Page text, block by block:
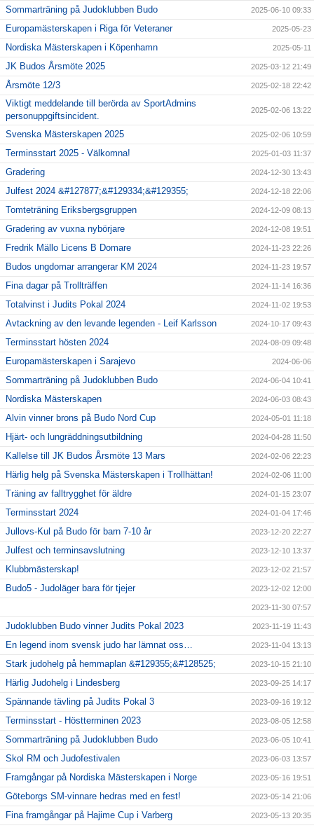
Sommarträning på Judoklubben Budo 2025-06-10 09:33
Europamästerskapen i Riga för Veteraner 2025-05-23
Nordiska Mästerskapen i Köpenhamn 2025-05-11
JK Budos Årsmöte 2025 2025-03-12 21:49
Årsmöte 12/3 2025-02-18 22:42
Viktigt meddelande till berörda av SportAdmins
personuppgiftsincident.
2025-02-06 13:22
Svenska Mästerskapen 2025 2025-02-06 10:59
Terminsstart 2025 - Välkomna! 2025-01-03 11:37
Gradering 2024-12-30 13:43
Julfest 2024 &#127877;&#129334;&#129355; 2024-12-18 22:06
Tomteträning Eriksbergsgruppen 2024-12-09 08:13
Gradering av vuxna nybörjare 2024-12-08 19:51
Fredrik Mällo Licens B Domare 2024-11-23 22:26
Budos ungdomar arrangerar KM 2024 2024-11-23 19:57
Fina dagar på Trollträffen 2024-11-14 16:36
Totalvinst i Judits Pokal 2024 2024-11-02 19:53
Avtackning av den levande legenden - Leif Karlsson 2024-10-17 09:43
Terminsstart hösten 2024 2024-08-09 09:48
Europamästerskapen i Sarajevo 2024-06-06
Sommarträning på Judoklubben Budo 2024-06-04 10:41
Nordiska Mästerskapen 2024-06-03 08:43
Alvin vinner brons på Budo Nord Cup 2024-05-01 11:18
Hjärt- och lungräddningsutbildning 2024-04-28 11:50
Kallelse till JK Budos Årsmöte 13 Mars 2024-02-06 22:23
Härlig helg på Svenska Mästerskapen i Trollhättan! 2024-02-06 11:00
Träning av falltrygghet för äldre 2024-01-15 23:07
Terminsstart 2024 2024-01-04 17:46
Jullovs-Kul på Budo för barn 7-10 år 2023-12-20 22:27
Julfest och terminsavslutning 2023-12-10 13:37
Klubbmästerskap! 2023-12-02 21:57
Budo5 - Judoläger bara för tjejer 2023-12-02 12:00
2023-11-30 07:57
Judoklubben Budo vinner Judits Pokal 2023 2023-11-19 11:43
En legend inom svensk judo har lämnat oss… 2023-11-04 13:13
Stark judohelg på hemmaplan &#129355;&#128525; 2023-10-15 21:10
Härlig Judohelg i Lindesberg 2023-09-25 14:17
Spännande tävling på Judits Pokal 3 2023-09-16 19:12
Terminsstart - Höstterminen 2023 2023-08-05 12:58
Sommarträning på Judoklubben Budo 2023-06-05 10:41
Skol RM och Judofestivalen 2023-06-03 13:57
Framgångar på Nordiska Mästerskapen i Norge 2023-05-16 19:51
Göteborgs SM-vinnare hedras med en fest! 2023-05-14 21:06
Fina framgångar på Hajime Cup i Varberg 2023-05-13 20:35